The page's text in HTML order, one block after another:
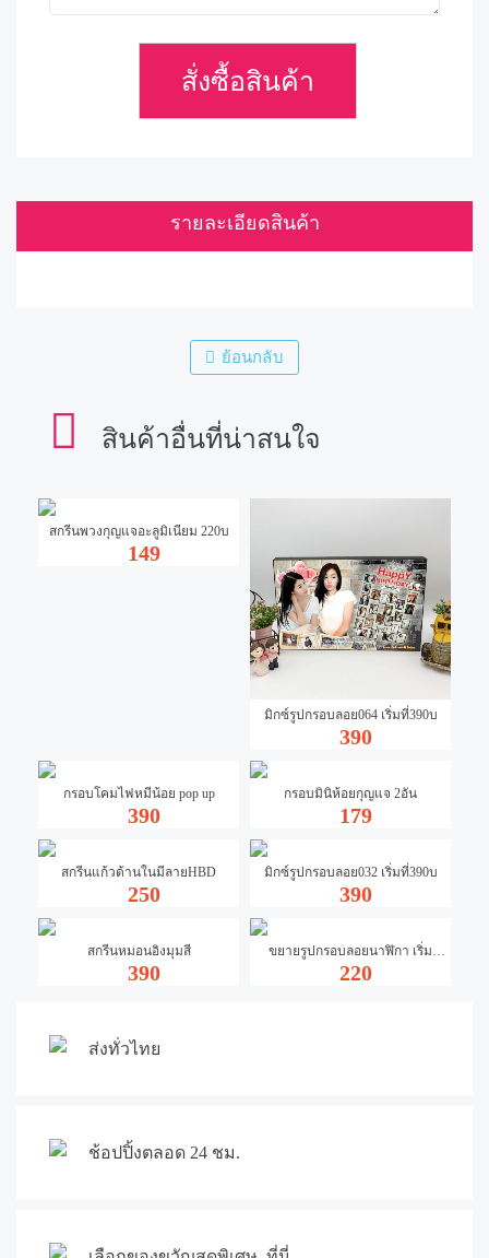
สั่งซื้อสินค้า
รายละเอียดสินค้า
ย้อนกลับ
สินค้าอื่นที่น่าสนใจ
สกรีนพวงกุญแจอะลูมิเนียม 220บ
149
มิกซ์รูปกรอบลอย064 เริ่มที่390บ
390
กรอบโคมไฟหมีน้อย pop up
390
กรอบมินิห้อยกุญแจ 2อัน
179
สกรีนแก้วด้านในมีลายHBD
250
มิกซ์รูปกรอบลอย032 เริ่มที่390บ
390
สกรีนหมอนอิงมุมสี
390
ขยายรูปกรอบลอยนาฬิกา เริ่ม
ที่370บ
220
ส่งทั่วไทย
ช้อปปิ้งตลอด 24 ชม.